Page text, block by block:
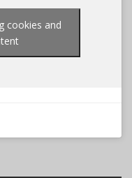
cookies and